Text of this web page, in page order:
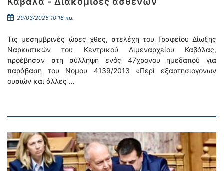
29/03/2025 10:18 πμ.
Τις μεσημβρινές ώρες χθες, στελέχη του Γραφείου Δίωξης
Ναρκωτικών του Κεντρικού Λιμεναρχείου Καβάλας,
προέβησαν στη σύλληψη ενός 47χρονου ημεδαπού για
παράβαση του Νόμου 4139/2013 «Περί εξαρτησιογόνων
ουσιών και άλλες …